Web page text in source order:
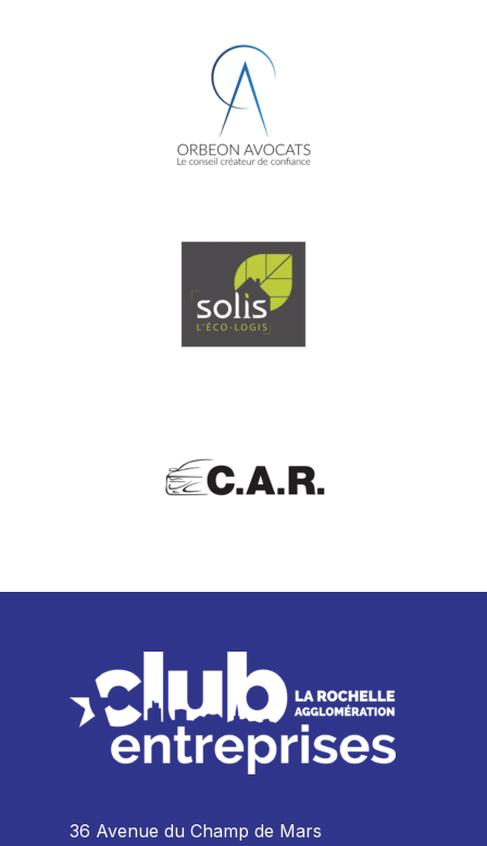
36 Avenue du Champ de Mars